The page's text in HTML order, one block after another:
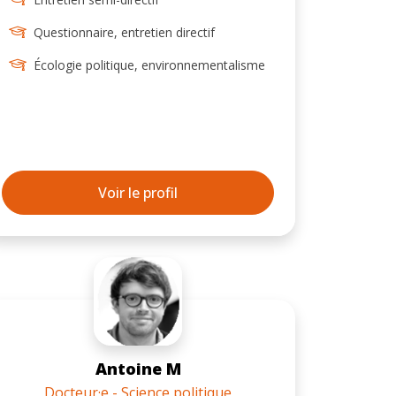
Questionnaire, entretien directif
Écologie politique, environnementalisme
Voir le profil
Antoine M